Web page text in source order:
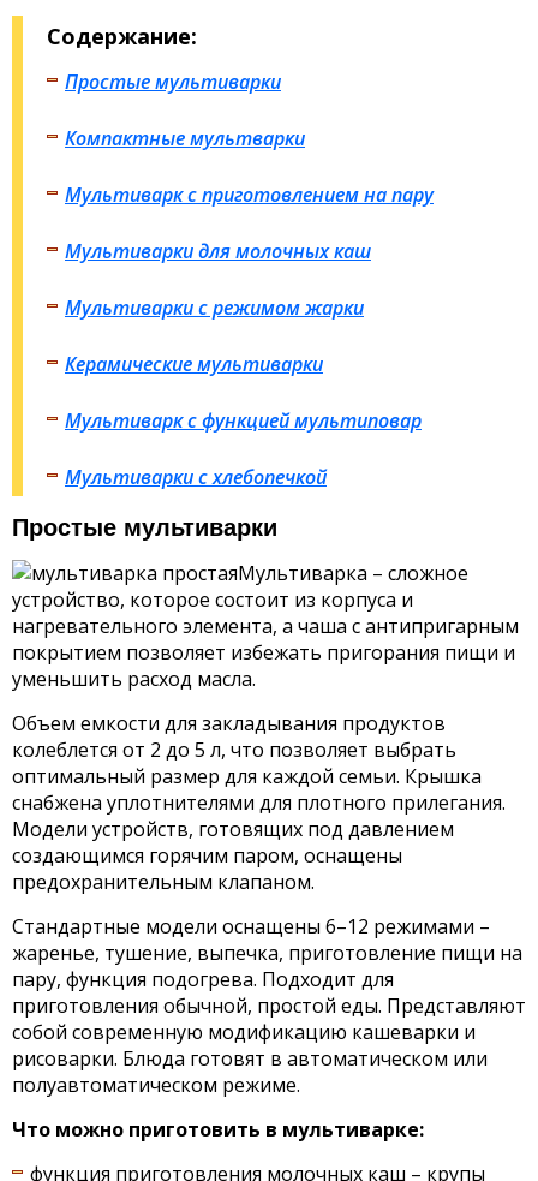
Содержание:
Простые мультиварки
Компактные мультварки
Мультиварк с приготовлением на пару
Мультиварки для молочных каш
Мультиварки с режимом жарки
Керамические мультиварки
Мультиварк с функцией мультиповар
Мультиварки с хлебопечкой
Простые мультиварки
Мультиварка – сложное
устройство, которое состоит из корпуса и
нагревательного элемента, а чаша с антипригарным
покрытием позволяет избежать пригорания пищи и
уменьшить расход масла.
Объем емкости для закладывания продуктов
колеблется от 2 до 5 л, что позволяет выбрать
оптимальный размер для каждой семьи. Крышка
снабжена уплотнителями для плотного прилегания.
Модели устройств, готовящих под давлением
создающимся горячим паром, оснащены
предохранительным клапаном.
Стандартные модели оснащены 6–12 режимами –
жаренье, тушение, выпечка, приготовление пищи на
пару, функция подогрева. Подходит для
приготовления обычной, простой еды. Представляют
собой современную модификацию кашеварки и
рисоварки. Блюда готовят в автоматическом или
полуавтоматическом режиме.
Что можно приготовить в мультиварке:
функция приготовления молочных каш – крупы